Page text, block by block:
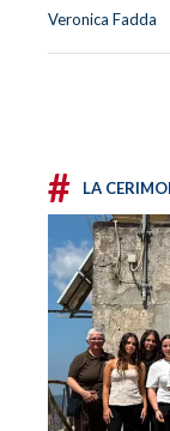
Veronica Fadda
# LA